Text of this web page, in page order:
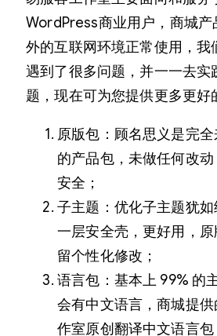
WordPress商业用户，商城产
外的互联网环境正常使用，我
遇到了很多问题，并一一去实
题，现在可为您提供更多更好
原版包：顾名思义是完
的产品包，未做任何改动
安全；
子主题：优化子主题犹
一层安全壳，更好用，
留个性化修改；
语言包：基本上 99% 的
会有中文语言，商城提
作室原创翻译中文语言包